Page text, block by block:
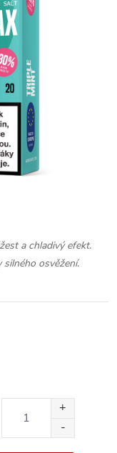
a chladivý efekt.
osvěžení.